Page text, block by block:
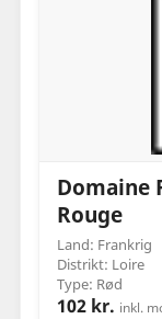
Domaine
Rouge
Land: Frankrig
Distrikt: Loire
Type: Rød
102 kr. inkl.